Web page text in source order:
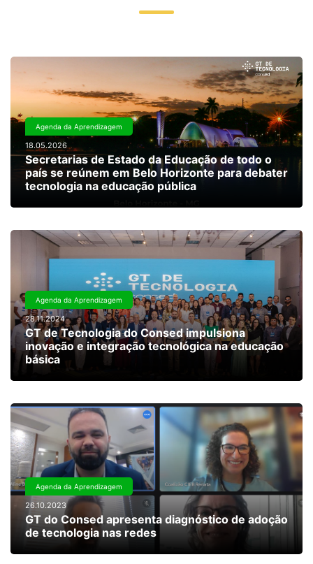
Agenda da Aprendizagem
18.05.2026
Secretarias de Estado da Educação de todo o
país se reúnem em Belo Horizonte para debater
tecnologia na educação pública
Agenda da Aprendizagem
28.11.2024
GT de Tecnologia do Consed impulsiona
inovação e integração tecnológica na educação
básica
Agenda da Aprendizagem
26.10.2023
GT do Consed apresenta diagnóstico de adoção
de tecnologia nas redes